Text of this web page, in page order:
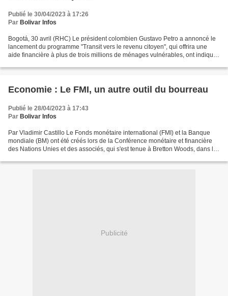
Publié le 30/04/2023 à 17:26
Par Bolivar Infos
Bogotá, 30 avril (RHC) Le président colombien Gustavo Petro a annoncé le
lancement du programme "Transit vers le revenu citoyen", qui offrira une
aide financière à plus de trois millions de ménages vulnérables, ont indiqué
Economie : Le FMI, un autre outil du bourreau
Publié le 28/04/2023 à 17:43
Par Bolivar Infos
Par Vladimir Castillo Le Fonds monétaire international (FMI) et la Banque
mondiale (BM) ont été créés lors de la Conférence monétaire et financière
des Nations Unies et des associés, qui s'est tenue à Bretton Woods, dans le
Publicité